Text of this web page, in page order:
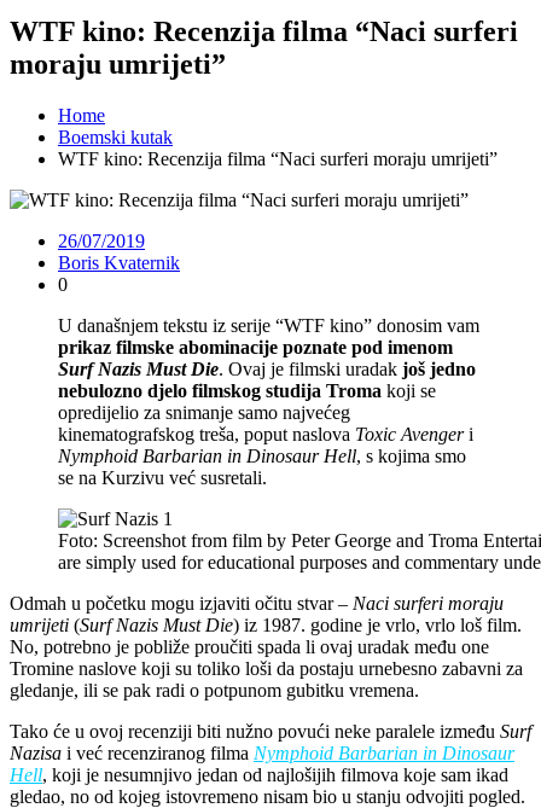
WTF kino: Recenzija filma “Naci surferi
moraju umrijeti”
Home
Boemski kutak
WTF kino: Recenzija filma “Naci surferi moraju umrijeti”
26/07/2019
Boris Kvaternik
0
U današnjem tekstu iz serije “WTF kino” donosim vam
prikaz filmske abominacije poznate pod imenom
Surf Nazis Must Die. Ovaj je filmski uradak još jedno
nebulozno djelo filmskog studija Troma koji se
opredijelio za snimanje samo najvećeg
kinematografskog treša, poput naslova Toxic Avengeri
Nymphoid Barbarian in Dinosaur Hell, s kojima smo
se na Kurzivu već susretali.
Foto: Screenshot from film by Peter George and Troma
are simply used for educational purposes and commentary
Odmah u početku mogu izjaviti očitu stvar – Naci surferi moraju
umrijeti (Surf Nazis Must Die) iz 1987. godine je vrlo, vrlo loš film.
No, potrebno je pobliže proučiti spada li ovaj uradak među one
Tromine naslove koji su toliko loši da postaju urnebesno zabavni za
gledanje, ili se pak radi o potpunom gubitku vremena.
Tako će u ovoj recenziji biti nužno povući neke paralele između Surf
Nazisa i već recenziranog filma Nymphoid Barbarian in Dinosaur
Hell, koji je nesumnjivo jedan od najlošijih filmova koje sam ikad
gledao, no od kojeg istovremeno nisam bio u stanju odvojiti pogled.